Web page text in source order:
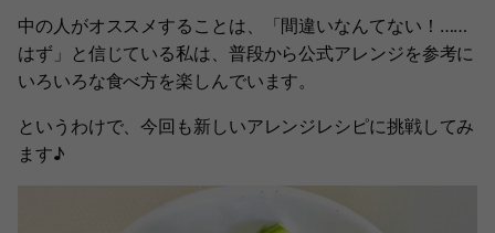
中の人がオススメすることは、「間違いなんてない！……
はず」と信じている私は、普段から公式アレンジを参考に
いろいろな食べ方を楽しんでいます。
というわけで、今回も新しいアレンジレシピに挑戦してみ
ます♪